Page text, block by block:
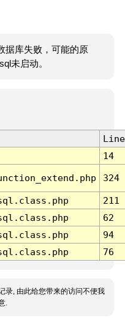
据库失败，可能的原
未启动。
Line
14
324
211
62
94
76
录, 由此给您带来的访问不便我
.